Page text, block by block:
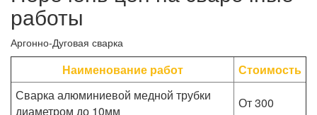
работы
Аргонно-Дуговая сварка
Наименование работ
Стоимость
Сварка алюминиевой медной трубки
диаметром до 10мм
От 300